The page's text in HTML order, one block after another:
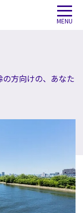
MENU
方向けの、あなた